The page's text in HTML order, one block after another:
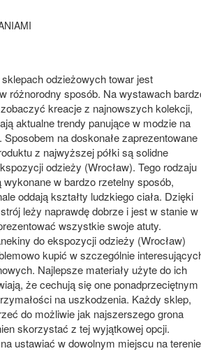
odzieżowych towar jest
różnorodny sposób. Na wystawach
kreacje z najnowszych kolekcji,
aktualne trendy panujące w modzie na
Sposobem na doskonałe zaprezentowane
z najwyższej półki są solidne
odzieży (Wrocław). Tego rodzaju
wykonane w bardzo rzetelny sposób,
oddają kształty ludzkiego ciała. Dzięki
leży naprawdę dobrze i jest w stanie w
wszystkie swoje atuty.
do ekspozycji odzieży (Wrocław)
kupić w szczególnie
Najlepsze materiały użyte do ich
że cechują się one ponadprzeciętnym
na uszkodzenia. Każdy sklep,
do możliwie jak najszerszego grona
skorzystać z tej wyjątkowej opcji.
ustawiać w dowolnym miejscu na terenie